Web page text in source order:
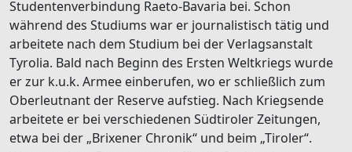
Studentenverbindung Raeto-Bavaria bei. Schon
während des Studiums war er journalistisch tätig und
arbeitete nach dem Studium bei der Verlagsanstalt
Tyrolia. Bald nach Beginn des Ersten Weltkriegs wurde
er zur k.u.k. Armee einberufen, wo er schließlich zum
Oberleutnant der Reserve aufstieg. Nach Kriegsende
arbeitete er bei verschiedenen Südtiroler Zeitungen,
etwa bei der „Brixener Chronik“ und beim „Tiroler“.